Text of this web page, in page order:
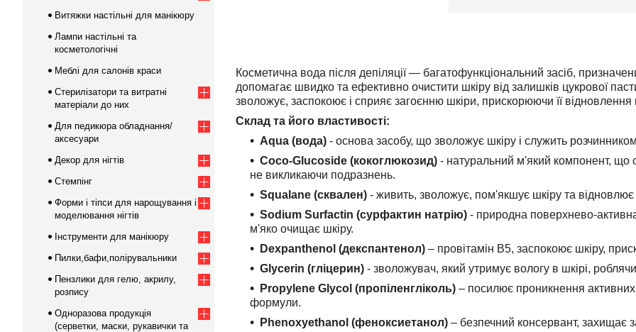
Косметична вода після депіляції — багатофункціональний засіб,
допомагає швидко та ефективно очистити шкіру від залишків цукрової
зволожує, заспокоює і сприяє загоєнню шкіри, прискорюючи її відновлення
Склад та його властивості:
Aqua (вода) - основа засобу, що зволожує шкіру і служить
Coco-Glucoside (кокоглюкозид) - натуральний м'який компонент, що
не викликаючи подразнень.
Squalane (сквален) - живить, зволожує, пом'якшує шкіру та відновлює
Sodium Surfactin (сурфактин натрію) - природна поверхнево-
м'яко очищає шкіру.
Dexpanthenol (декспантенол) – провітамін В5, заспокоює шкіру,
Glycerin (гліцерин) - зволожувач, який утримує вологу в шкірі,
Propylene Glycol (пропіленгліколь) – посилює проникнення активних
формули.
Phenoxyethanol (феноксиетанол) – безпечний консервант, захищає
Витяжки настільні для манікюру
Лампи настільні та
косметологічні
Меблі для салонів краси
Стерилізатори та витратні
матеріали до них
Для педикюра обладнання/
аксесуари
Декор для нігтів
Стемпінг
Форми і тіпси для нарощування і
моделювання нігтів
Інструменти для манікюру
Пилки,бафи,полірувальники
Пензлики для гелю, акрилу,
розпису
Одноразова продукція
(серветки, маски, рукавички та